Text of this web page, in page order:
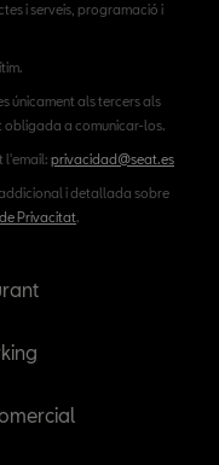
i serveis, programació i
únicament als tercers als
obligada a comunicar-los.
l'email: privacidad@seat.es
i detallada sobre
Privacitat.